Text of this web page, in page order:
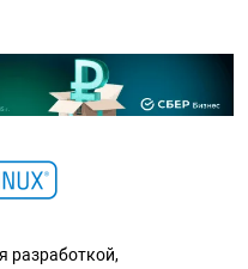
разработкой,